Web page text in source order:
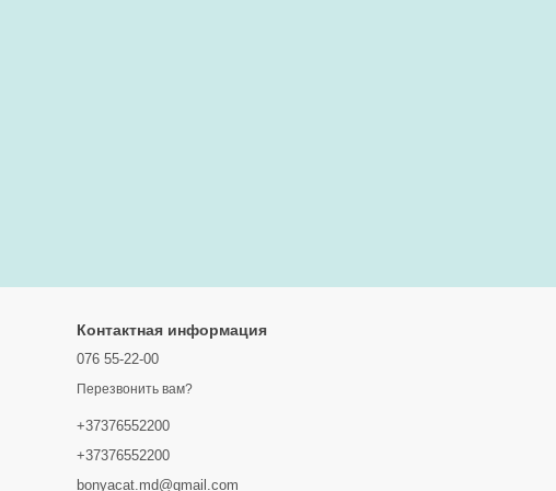
Контактная информация
076 55-22-00
Перезвонить вам?
+37376552200
+37376552200
bonyacat.md@gmail.com